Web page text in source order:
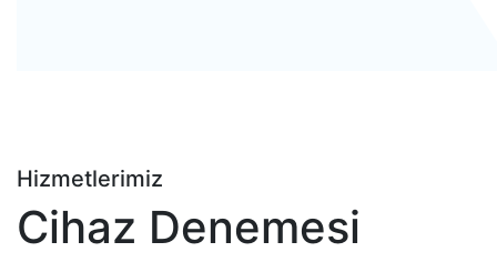
Hizmetlerimiz
Cihaz Denemesi